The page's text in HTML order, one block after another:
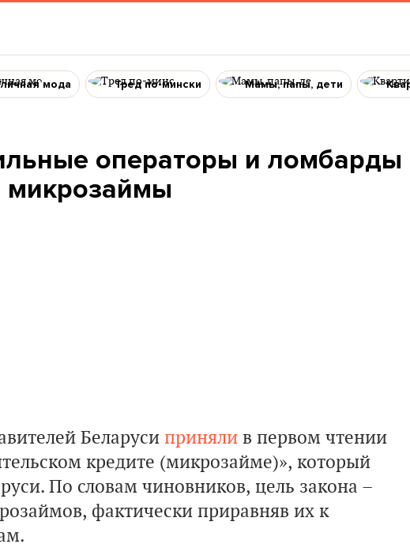
мода Тред по-мински Мамы, папы, дети
операторы и ломбарды
микрозаймы
Беларуси приняли в первом чтении
кредите (микрозайме)», который
По словам чиновников, цель закона –
фактически приравняв их к